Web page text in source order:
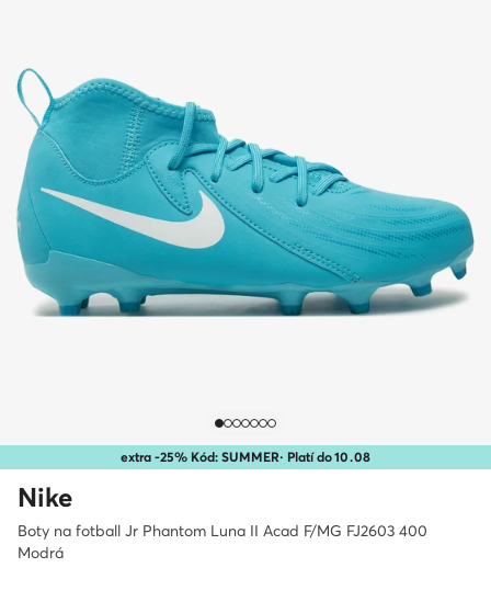
extra -25% Kód: SUMMER· Platí do10.08
Nike
Boty na fotball Jr Phantom Luna II Acad F/MG FJ2603 400
Modrá